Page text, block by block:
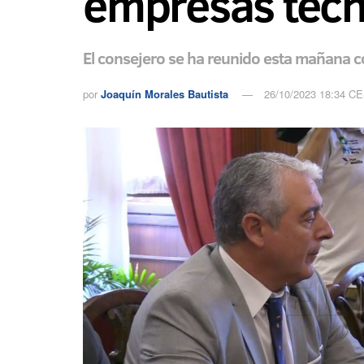
El consejero se ha reunido esta mañana
por Joaquín Morales Bautista 26/10/2023 18:34